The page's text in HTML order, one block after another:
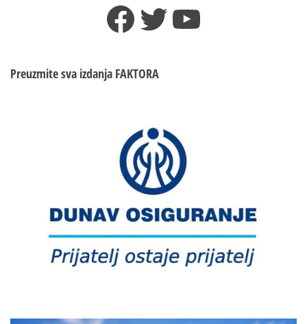
Facebook
TwitterYouTube
Preuzmite sva izdanja FAKTORA